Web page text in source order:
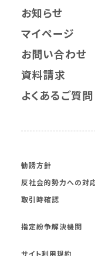
お知らせ
マイページ
お問い合わせ
資料請求
よくあるご質問
勧誘方針
反社会的勢力への対
取引時確認
指定紛争解決機関
サイト利用規約